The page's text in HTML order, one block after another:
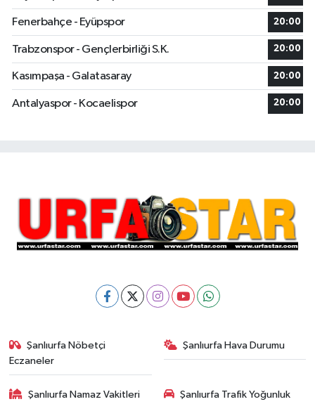
Fenerbahçe - Eyüpspor 20:00
Trabzonspor - Gençlerbirliği S.K. 20:00
Kasımpaşa - Galatasaray 20:00
Antalyaspor - Kocaelispor 20:00
Şanlıurfa Nöbetçi
Eczaneler
Şanlıurfa Hava Durumu
Şanlıurfa Namaz Vakitleri Şanlıurfa Trafik Yoğunluk